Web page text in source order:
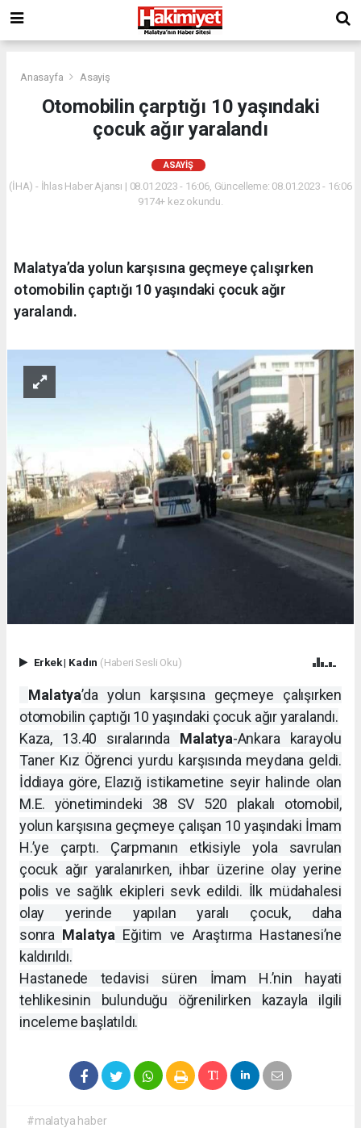
Anasayfa Asayiş
Otomobilin çarptığı 10 yaşındaki
çocuk ağır yaralandı
ASAYIŞ
(İHA) - İhlas Haber Ajansı | 08.01.2023 - 16:06, Güncelleme: 08.01.2023 - 16:06
9174+ kez okundu.
Malatya’da yolun karşısına geçmeye çalışırken
otomobilin çaptığı 10 yaşındaki çocuk ağır
yaralandı.
Erkek| Kadın (Haberi Sesli Oku)
Malatya’da yolun karşısına geçmeye çalışırken
otomobilin çaptığı 10 yaşındaki çocuk ağır yaralandı.
Kaza, 13.40 sıralarında Malatya-Ankara karayolu
Taner Kız Öğrenci yurdu karşısında meydana geldi.
İddiaya göre, Elazığ istikametine seyir halinde olan
M.E. yönetimindeki 38 SV 520 plakalı otomobil,
yolun karşısına geçmeye çalışan 10 yaşındaki İmam
H.’ye çarptı. Çarpmanın etkisiyle yola savrulan
çocuk ağır yaralanırken, ihbar üzerine olay yerine
polis ve sağlık ekipleri sevk edildi. İlk müdahalesi
olay yerinde yapılan yaralı çocuk, daha
sonra Malatya Eğitim ve Araştırma Hastanesi’ne
kaldırıldı.
Hastanede tedavisi süren İmam H.’nin hayati
tehlikesinin bulunduğu öğrenilirken kazayla ilgili
inceleme başlatıldı.
#malatya haber